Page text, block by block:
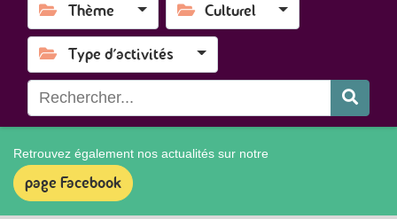
Thème Culturel
Type d'activités
Retrouvez également nos actualités sur notre
page Facebook